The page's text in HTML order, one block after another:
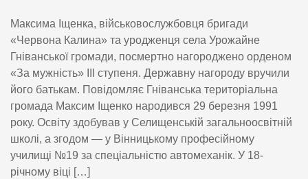
Максима Іщенка, військовослужбовця бригади
«Червона Калина» та уродженця села Урожайне
Гніванської громади, посмертно нагороджено орденом
«За мужність» ІІІ ступеня. Державну нагороду вручили
його батькам. Повідомляє Гніванська територіальна
громада Максим Іщенко народився 29 березня 1991
року. Освіту здобував у Селищенській загальноосвітній
школі, а згодом — у Вінницькому професійному
училищі №19 за спеціальністю автомеханік. У 18-
річному віці […]